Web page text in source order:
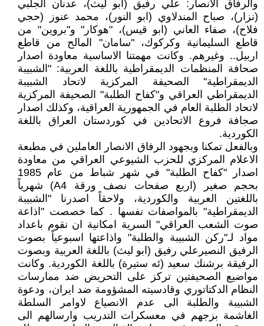
والرفاق الانصار: علي رفيق (ابو ليث)، عدنان الجلبي
(نزار)، صباح المندلاوي (ابو النور)، محمد عنوز (حجي
فلاح)، صفاء العاني (ابو قيس)، "هوكار" و"بروين" من
قاطع السليمانية وكركوك، "سامان" المالح من قاطع
اربيل.. وغيرهم. وكانت مهمتنا الاساسية معاودة اصدار
صحافة المنظمات الديمقراطية باللغة العربية: "الشبيبة
الديمقراطية" الصحيفة المركزية لاتحاد الشبيبة
الديمقراطي العراقي و"كفاح الطلبة" الصحيفة المركزية
لاتحاد الطلبة العام في الجمهورية العراقية، وكذلك اصدار
صجافة فروع الاتحادين في كوردستان العراق باللغة
الكوردية.
وبالفعل تمكنا وبجهود الرفاق الانصار العاملين في مطبعة
الاعلام المركزي للحزب الشيوعي العراقي من معاودة
اصدار "كفاح الطلبة" في شهر شباط من عام 1985
بحجم صغير (اربع صفحات نصف ورقة A4) شهرياً
باللغتين العربية والكوردية، ولاحقاً اصدرنا "الشبيبة
الديمقراطية" بالمواصفات نفسها . كما خصصت "اذاعة
صوت الشعب العراقي" السرية امكانية ان نقوم باعداد
مواد لـ"ركن الشبيبة والطلبة" واذاعتها اسبوعياً بصوت
الرفيق النصيرعلي رفيق (ابو ليث) باللغة العربية وبصوت
الرفيقة برشنك سعيد (ئه ستيرة) باللغة الكوردية. وكانت
مواضيع الصحيفتين تركز على التحريض ضد ممارسات
النظام الدكتاتوري وقادسيته المشؤومة ضد ايران، ودعوة
الشبيبة والطلبة الى عدم الانصياع لاوامر السلطة
الغاشمة بزجهم في معسكرات التدريب وارسالهم الى